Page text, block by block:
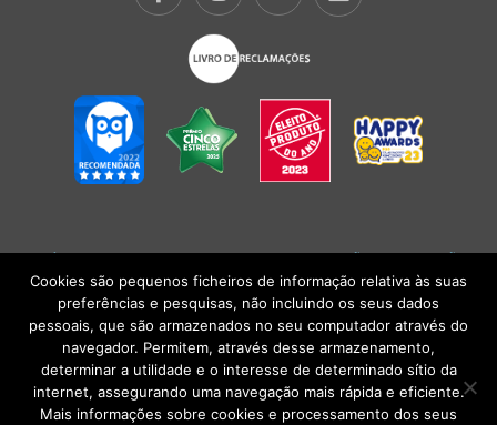
POLÍTICA DE PRIVACIDADE|TERMOS E CONDIÇÕESlCONDIÇÕES
GERAIS DE VENDA| Alberto Oculista, SA 2026. Todos os direitos reservados.
Cookies são pequenos ficheiros de informação relativa às suas
preferências e pesquisas, não incluindo os seus dados
pessoais, que são armazenados no seu computador através do
navegador. Permitem, através desse armazenamento,
determinar a utilidade e o interesse de determinado sítio da
internet, assegurando uma navegação mais rápida e eficiente.
Mais informações sobre cookies e processamento dos seus